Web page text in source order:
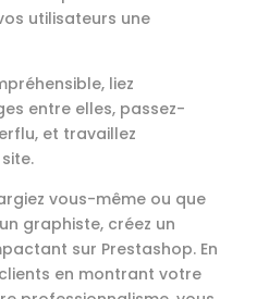
utilisateurs une
liez
entre elles, passez-
et travaillez
vous-même ou que
graphiste, créez un
sur Prestashop. En
en montrant votre